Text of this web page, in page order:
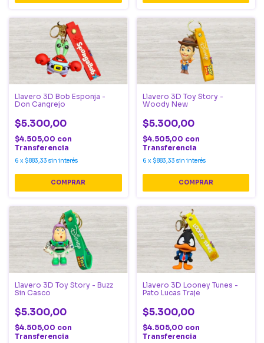
Llavero 3D Bob Esponja -
Don Cangrejo
$5.300,00
$4.505,00 con
Transferencia
6 x $883,33 sin interés
Llavero 3D Toy Story -
Woody New
$5.300,00
$4.505,00 con
Transferencia
6 x $883,33 sin interés
Llavero 3D Toy Story - Buzz
Sin Casco
$5.300,00
$4.505,00 con
Transferencia
Llavero 3D Looney Tunes -
Pato Lucas Traje
$5.300,00
$4.505,00 con
Transferencia